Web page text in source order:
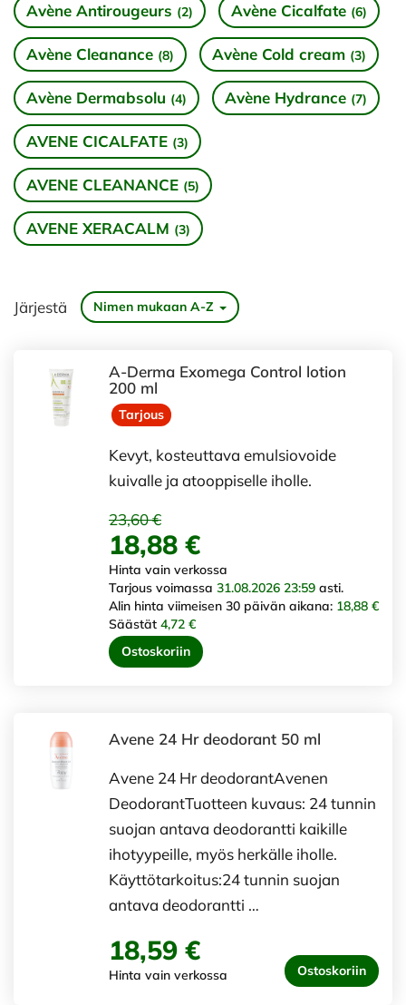
Avène Antirougeurs (2) Avène Cicalfate (6)
Avène Cleanance (8) Avène Cold cream (3)
Avène Dermabsolu (4) Avène Hydrance (7)
AVENE CICALFATE (3)
AVENE CLEANANCE (5)
AVENE XERACALM (3)
Järjestä Nimen mukaan A-Z
A-Derma Exomega Control lotion
200 ml
Tarjous
Kevyt, kosteuttava emulsiovoide
kuivalle ja atooppiselle iholle.
23,60 €
18,88 €
Hinta vain verkossa
Tarjous voimassa 31.08.2026 23:59 asti.
Alin hinta viimeisen 30 päivän aikana: 18,88 €
Säästät 4,72 €
Ostoskoriin
Avene 24 Hr deodorant 50 ml
Avene 24 Hr deodorantAvenen
DeodorantTuotteen kuvaus: 24 tunnin
suojan antava deodorantti kaikille
ihotyypeille, myös herkälle iholle.
Käyttötarkoitus:24 tunnin suojan
antava deodorantti …
18,59 €
Hinta vain verkossa Ostoskoriin